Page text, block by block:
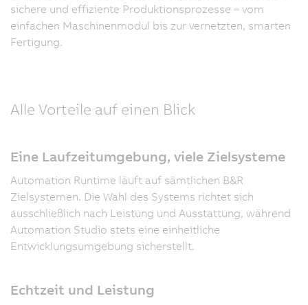
sichere und effiziente Produktionsprozesse – vom
einfachen Maschinenmodul bis zur vernetzten, smarten
Fertigung.
Alle Vorteile auf einen Blick
Eine Laufzeitumgebung, viele Zielsysteme
Automation Runtime läuft auf sämtlichen B&R
Zielsystemen. Die Wahl des Systems richtet sich
ausschließlich nach Leistung und Ausstattung, während
Automation Studio stets eine einheitliche
Entwicklungsumgebung sicherstellt.
Echtzeit und Leistung